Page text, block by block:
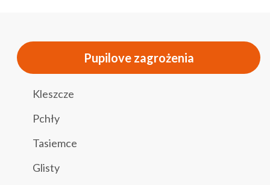
Pupilove zagrożenia
Kleszcze
Pchły
Tasiemce
Glisty